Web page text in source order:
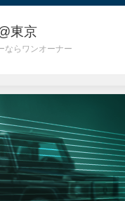
東京
ならワンオーナー